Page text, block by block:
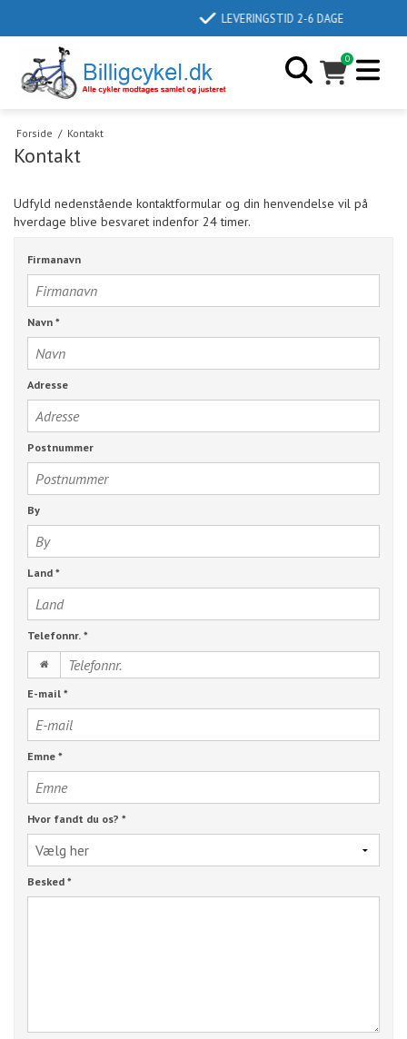
LEVERINGSTID 2-6 DAGE
0
Forside / Kontakt
Kontakt
Udfyld nedenstående kontaktformular og din henvendelse vil på
hverdage blive besvaret indenfor 24 timer.
Firmanavn
Navn *
Adresse
Postnummer
By
Land *
Telefonnr. *
E-mail *
Emne *
Hvor fandt du os? *
Besked *